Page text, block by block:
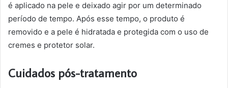
é aplicado na pele e deixado agir por um determinado
período de tempo. Após esse tempo, o produto é
removido e a pele é hidratada e protegida com o uso de
cremes e protetor solar.
Cuidados pós-tratamento